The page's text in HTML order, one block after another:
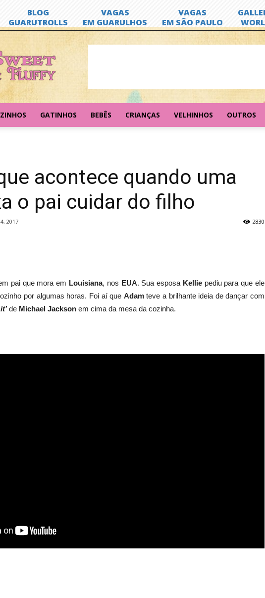
GATINHOS BEBÊS CRIANÇAS VELHINHOS OUTROS
acontece quando uma
o pai cuidar do filho
2017 2830
pai que mora em Louisiana, nos EUA. Sua esposa Kelliepediu para que ele
por algumas horas. Foi aí que Adamteve a brilhante ideia de dançar com
de Michael Jackson em cima da mesa da cozinha.